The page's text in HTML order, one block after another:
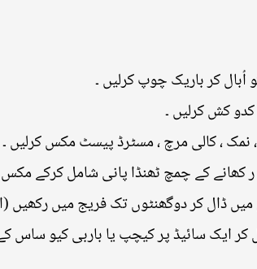
اُبال کر باریک چوپ کرلیں ۔
کش کرلیں ۔
نمک ، کالی مرچ ، مسٹرڈ پیسٹ مکس کرلیں ۔
کھانے کے چمچ ٹھنڈا پانی شامل کرکے
کر دوگھنٹوں تک فریج میں رکھیں (اگر زیادہ
کر ایک سائیڈ پر کیچپ یا باربی کیو ساس